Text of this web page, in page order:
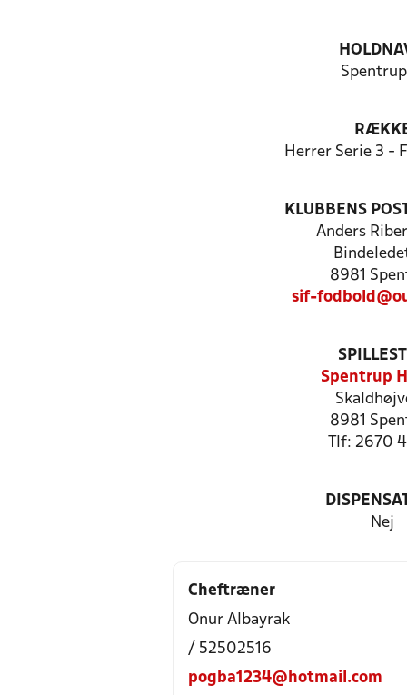
Herrer Serie 3 -
KLUBBENS
Anders
8981
sif-
Spentrup
8981
Tlf: 2670
Nej
Cheftræner
Onur Albayrak
/ 52502516
pogba1234@hotmail.com